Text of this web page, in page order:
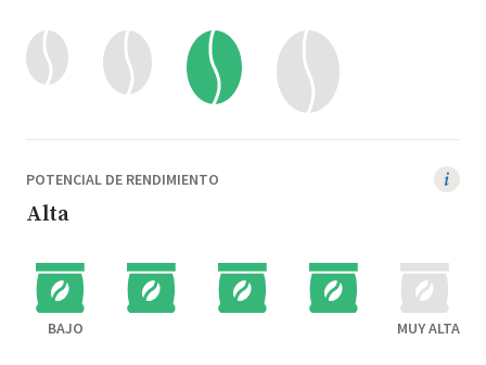
POTENCIAL DE RENDIMIENTO
Alta
BAJO MUY ALTA